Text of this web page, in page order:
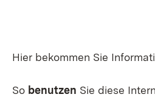
Hier bekommen Sie
So benutzen Sie diese